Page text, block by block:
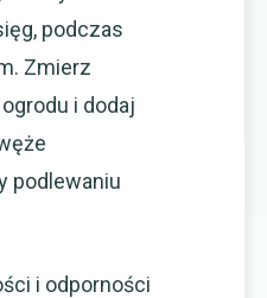
podczas
Zmierz
i dodaj
podlewaniu
i odporności